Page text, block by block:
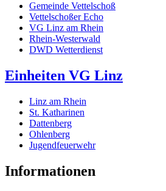
Gemeinde Vettelschoß
Vettelschoßer Echo
VG Linz am Rhein
Rhein-Westerwald
DWD Wetterdienst
Einheiten VG Linz
Linz am Rhein
St. Katharinen
Dattenberg
Ohlenberg
Jugendfeuerwehr
Informationen